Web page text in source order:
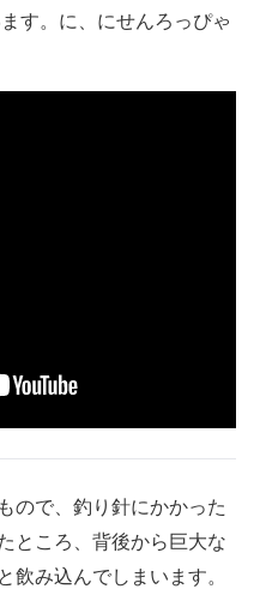
す。に、にせんろっぴゃ
ので、釣り針にかかった
ところ、背後から巨大な
飲み込んでしまいます。